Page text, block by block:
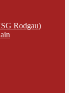
Rodgau)